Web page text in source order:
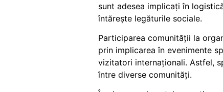
sunt adesea implicați în
întărește legăturile sociale.
Participarea comunității la
prin implicarea în evenimente
vizitatori internaționali. Astfel,
între diverse comunități.